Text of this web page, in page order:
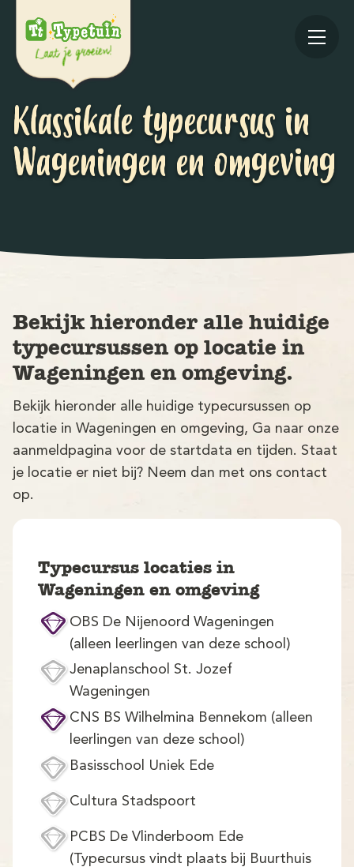
Demo
Aanmelden
Klassikale typecursus in
Wageningen en omgeving
Bekijk hieronder alle huidige
typecursussen op locatie in
Wageningen en omgeving.
Bekijk hieronder alle huidige typecursussen op
locatie in Wageningen en omgeving, Ga naar onze
aanmeldpagina voor de startdata en tijden. Staat
je locatie er niet bij? Neem dan met ons contact
op.
Typecursus locaties in
Wageningen en omgeving
OBS De Nijenoord Wageningen
(alleen leerlingen van deze school)
Jenaplanschool St. Jozef
Wageningen
CNS BS Wilhelmina Bennekom (alleen
leerlingen van deze school)
Basisschool Uniek Ede
Cultura Stadspoort
PCBS De Vlinderboom Ede
(Typecursus vindt plaats bij Buurthuis